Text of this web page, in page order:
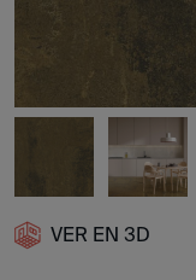
VER EN 3D